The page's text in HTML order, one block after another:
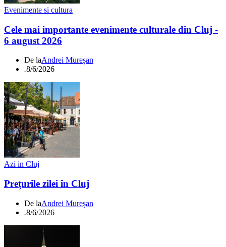
Evenimente si cultura
Cele mai importante evenimente culturale din Cluj -
6 august 2026
De laAndrei Mureșan
.8/6/2026
Azi in Cluj
Prețurile zilei în Cluj
De laAndrei Mureșan
.8/6/2026